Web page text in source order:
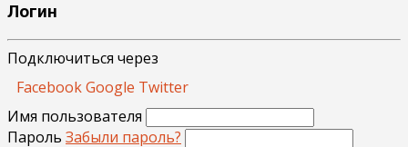
Логин
Подключиться через
FacebookGoogle Twitter
Имя пользователя
Пароль Забыли пароль?